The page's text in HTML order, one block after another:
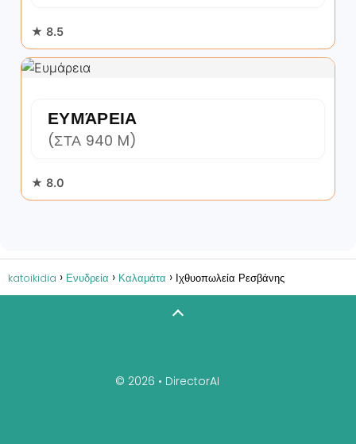
★ 8.5
ΕΥΜΆΡΕΙΑ
(ΣΤΑ 940 M)
★ 8.0
katoikidia Ενυδρεία Καλαμάτα Ιχθυοπωλεία Ρεσβάνης
© 2026 • DirectorAI